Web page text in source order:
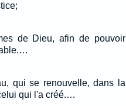
de Dieu, afin de pouvoir
qui se renouvelle, dans la
qui l'a créé.…